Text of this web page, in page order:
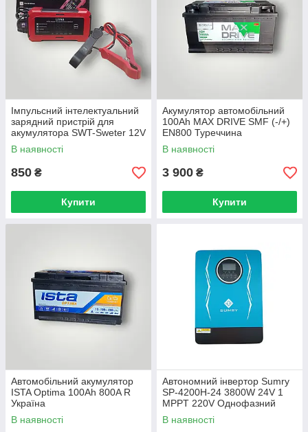
Імпульсний інтелектуальний
зарядний пристрій для
акумулятора SWT-Sweter 12V
6A (AGM, GEL, LiFePO4,
Moto)
В наявності
850 ₴
Купити
Акумулятор автомобільний
100Ah MAX DRIVE SMF (-/+)
EN800 Туреччина
В наявності
3 900 ₴
Купити
Автомобільний акумулятор
ISTA Optima 100Ah 800A R
Україна
В наявності
Автономний інвертор Sumry
SP-4200H-24 3800W 24V 1
MPPT 220V Однофазний
(SP-4200H-24)
В наявності